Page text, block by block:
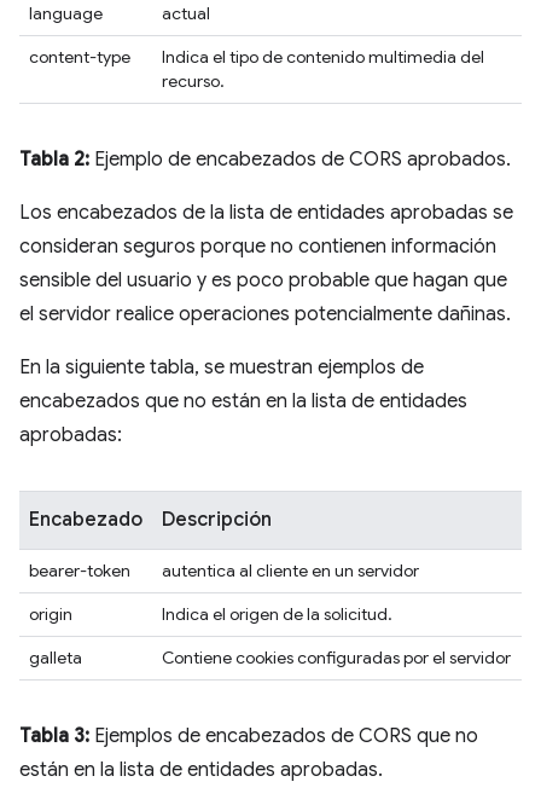
language
actual
content-type
Indica el tipo de contenido multimedia del
recurso.
Tabla 2: Ejemplo de encabezados de CORS aprobados.
Los encabezados de la lista de entidades aprobadas se
consideran seguros porque no contienen información
sensible del usuario y es poco probable que hagan que
el servidor realice operaciones potencialmente dañinas.
En la siguiente tabla, se muestran ejemplos de
encabezados que no están en la lista de entidades
aprobadas:
Encabezado Descripción
bearer-token
autentica al cliente en un servidor
origin
Indica el origen de la solicitud.
galleta
Contiene cookies configuradas por el servidor
Tabla 3: Ejemplos de encabezados de CORS que no
están en la lista de entidades aprobadas.